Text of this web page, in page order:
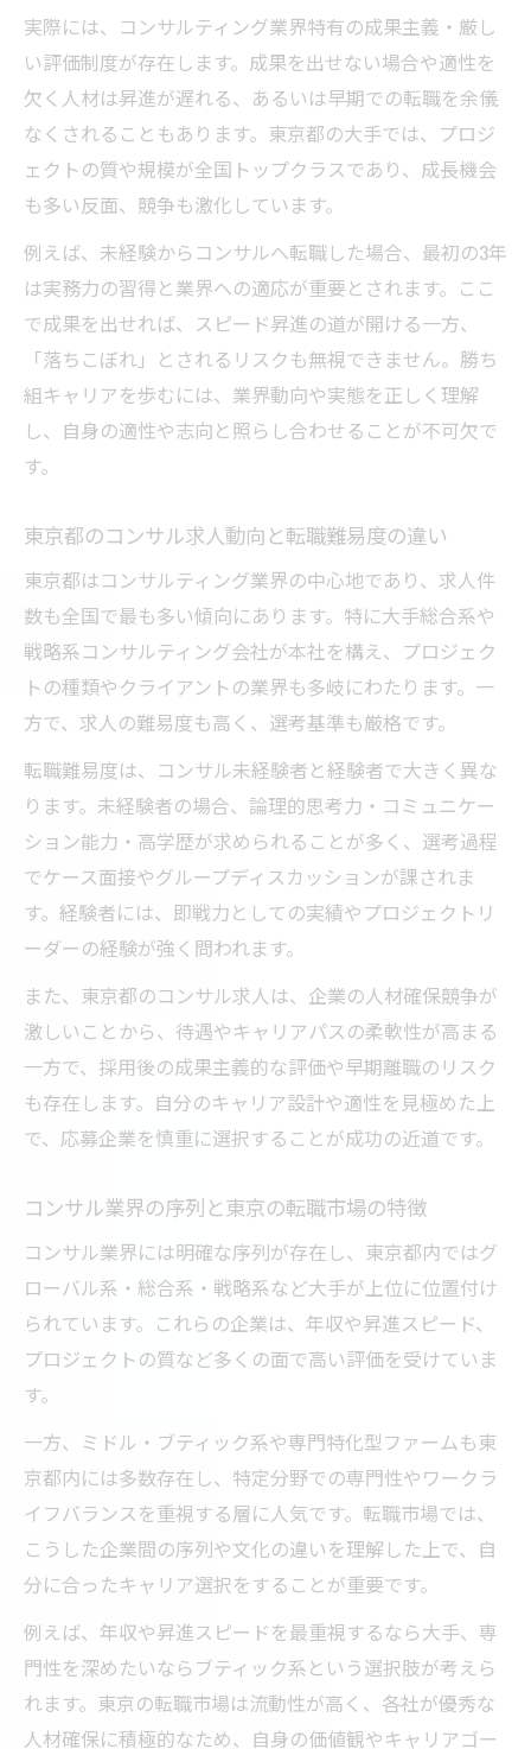
コンサル転職で重視すべき職場環境と昇進
条件
東京都で年収アップが目指せるコンサル転職術
コンサル転職で年収アップを実現する条件
とは
コンサルの昇進スピードと年収到達年次の
現実
東京都コンサル求人で高収入を目指すポイ
ント
コンサル転職で後悔しないための年収設計
法
コンサルタントが昇進しやすい環境の特徴
コンサルティング業界の採用基準と必要な
経験
未経験からコンサル転職を成功させる戦略
コンサル採用で重視される適性と人材要件
ル
落ちこぼれを避ける働き方と昇進の秘訣を解説
コンサルで落ちこぼれない働き方のポイン
ト
コンサルタントが昇進しやすい行動習慣を
昇進を早めるコンサルの自己研鑽と実践術
コンサル採用後に活躍するための人材像と
は
コンサル業界で「落ちこぼれ」を防ぐ対策
後悔しないためのコンサル応募先選び入門
コンサル応募先の見極め方と選択基準を解
説
東京都コンサル求人で失敗しない応募方法
コンサルタント転職後悔を避ける企業選び
コンサル採用で重視すべき将来性と成長環
境
後悔しないためのコンサルティング会社比
較法
実際には、コンサルティング業界特有の成果主義・厳し
い評価制度が存在します。成果を出せない場合や適性を
欠く人材は昇進が遅れる、あるいは早期での転職を余儀
なくされることもあります。東京都の大手では、プロジ
ェクトの質や規模が全国トップクラスであり、成長機会
も多い反面、競争も激化しています。
例えば、未経験からコンサルへ転職した場合、最初の3年
は実務力の習得と業界への適応が重要とされます。ここ
で成果を出せれば、スピード昇進の道が開ける一方、
「落ちこぼれ」とされるリスクも無視できません。勝ち
組キャリアを歩むには、業界動向や実態を正しく理解
し、自身の適性や志向と照らし合わせることが不可欠で
す。
東京都のコンサル求人動向と転職難易度の違い
東京都はコンサルティング業界の中心地であり、求人件
数も全国で最も多い傾向にあります。特に大手総合系や
戦略系コンサルティング会社が本社を構え、プロジェク
トの種類やクライアントの業界も多岐にわたります。一
方で、求人の難易度も高く、選考基準も厳格です。
転職難易度は、コンサル未経験者と経験者で大きく異な
ります。未経験者の場合、論理的思考力・コミュニケー
ション能力・高学歴が求められることが多く、選考過程
でケース面接やグループディスカッションが課されま
す。経験者には、即戦力としての実績やプロジェクトリ
ーダーの経験が強く問われます。
また、東京都のコンサル求人は、企業の人材確保競争が
激しいことから、待遇やキャリアパスの柔軟性が高まる
一方で、採用後の成果主義的な評価や早期離職のリスク
も存在します。自分のキャリア設計や適性を見極めた上
で、応募企業を慎重に選択することが成功の近道です。
コンサル業界の序列と東京の転職市場の特徴
コンサル業界には明確な序列が存在し、東京都内ではグ
ローバル系・総合系・戦略系など大手が上位に位置付け
られています。これらの企業は、年収や昇進スピード、
プロジェクトの質など多くの面で高い評価を受けていま
す。
一方、ミドル・ブティック系や専門特化型ファームも東
京都内には多数存在し、特定分野での専門性やワークラ
イフバランスを重視する層に人気です。転職市場では、
こうした企業間の序列や文化の違いを理解した上で、自
分に合ったキャリア選択をすることが重要です。
例えば、年収や昇進スピードを最重視するなら大手、専
門性を深めたいならブティック系という選択肢が考えら
れます。東京の転職市場は流動性が高く、各社が優秀な
人材確保に積極的なため、自身の価値観やキャリアゴー